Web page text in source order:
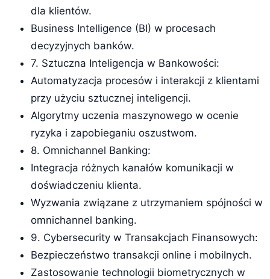
dla klientów.
Business Intelligence (BI) w procesach
decyzyjnych banków.
7. Sztuczna Inteligencja w Bankowości:
Automatyzacja procesów i interakcji z klientami
przy użyciu sztucznej inteligencji.
Algorytmy uczenia maszynowego w ocenie
ryzyka i zapobieganiu oszustwom.
8. Omnichannel Banking:
Integracja różnych kanałów komunikacji w
doświadczeniu klienta.
Wyzwania związane z utrzymaniem spójności w
omnichannel banking.
9. Cybersecurity w Transakcjach Finansowych:
Bezpieczeństwo transakcji online i mobilnych.
Zastosowanie technologii biometrycznych w